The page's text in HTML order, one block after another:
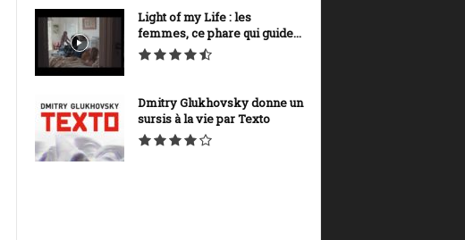
Light of my Life : les
femmes, ce phare qui guide...
Dmitry Glukhovsky donne un
sursis à la vie par Texto